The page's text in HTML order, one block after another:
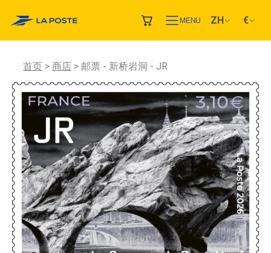
MENU ZH €
首页 商店 邮票 - 新桥岩洞 - JR